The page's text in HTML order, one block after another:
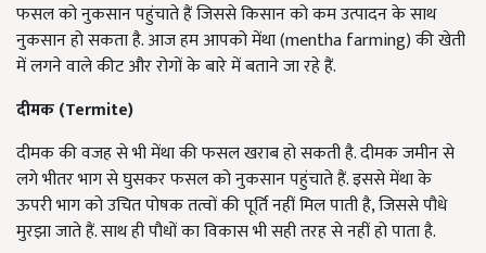
फसल को नुकसान पहुंचाते हैं जिससे किसान को कम उत्पादन के साथ
नुकसान हो सकता है. आज हम आपको मेंथा (mentha farming) की खेती
में लगने वाले कीट और रोगों के बारे में बताने जा रहे हैं.
दीमक (Termite)
दीमक की वजह से भी मेंथा की फसल खराब हो सकती है. दीमक जमीन से
लगे भीतर भाग से घुसकर फसल को नुकसान पहुंचाते हैं. इससे मेंथा के
ऊपरी भाग को उचित पोषक तत्वों की पूर्ति नहीं मिल पाती है, जिससे पौधे
मुरझा जाते हैं. साथ ही पौधों का विकास भी सही तरह से नहीं हो पाता है.